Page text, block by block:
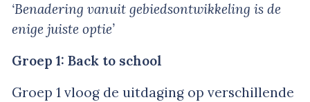
‘Benadering vanuit gebiedsontwikkeling is de
enige juiste optie’
Groep 1: Back to school
Groep 1 vloog de uitdaging op verschillende